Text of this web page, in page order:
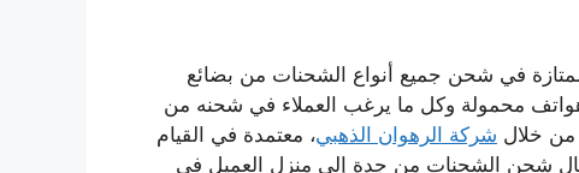
في شحن جميع أنواع الشحنات من بضائع
محمولة وكل ما يرغب العملاء في شحنه من
من خلال شركة الرهوان الذهبي، معتمدة في القيام
شحن الشحنات من جدة إلى منزل العميل في